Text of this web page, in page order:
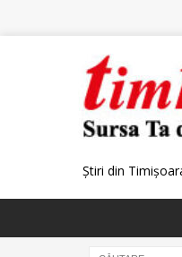
Știri din